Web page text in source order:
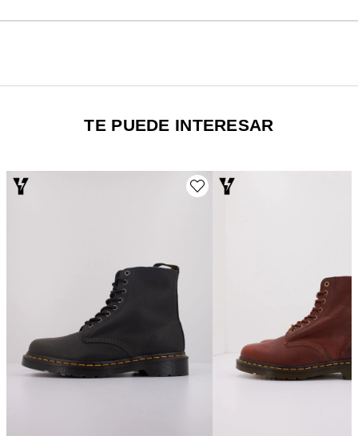
TE PUEDE INTERESAR